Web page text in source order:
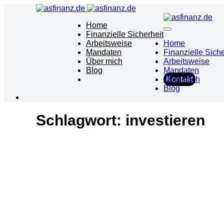
Home
Finanzielle Sicherheit
Arbeitsweise
Mandaten
Über mich
Blog
Kontakt
Home
Finanzielle
Arbeitsweise
Mandaten
Über mich
Blog
Schlagwort: investieren